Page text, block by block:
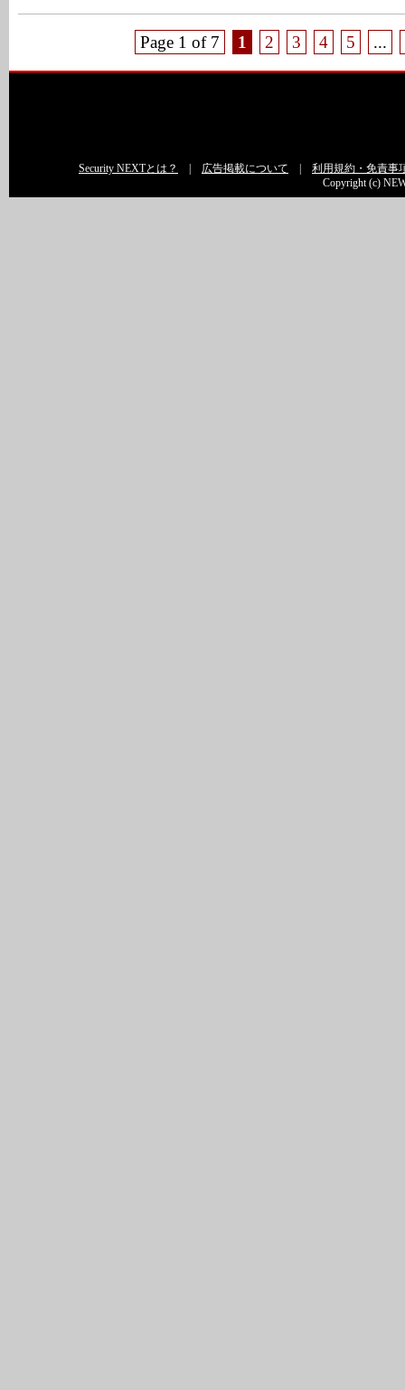
Page 1 of 7 1 2 3 4 5 ...
Security NEXTとは？ 広告掲載について
利用規約・免責事
Copyright (c)